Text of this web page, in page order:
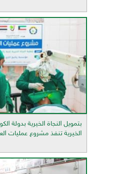
بتمويل النجاة الخيرية بدولة
الخيرية تنفذ مشروع عمليات